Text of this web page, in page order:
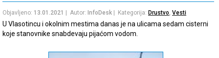
Objavljeno: 13.01.2021 | Autor: InfoDesk | Kategorija: Drustvo, Vesti
U Vlasotincu i okolnim mestima danas je na ulicama sedam cisterni
koje stanovnike snabdevaju pijaćom vodom.